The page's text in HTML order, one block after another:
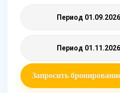
Период
Период
Запросить